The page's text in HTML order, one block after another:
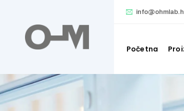
content
Početna